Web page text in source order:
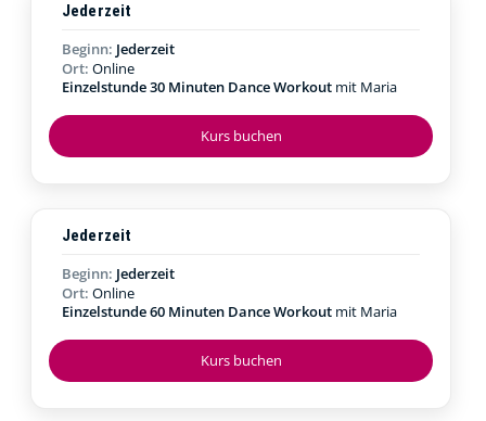
Kurs buchen
Jederzeit
Beginn: Jederzeit
Ort: Online
Einzelstunde 30 Minuten Dance Workout mit Maria
Kurs buchen
Jederzeit
Beginn: Jederzeit
Ort: Online
Einzelstunde 60 Minuten Dance Workout mit Maria